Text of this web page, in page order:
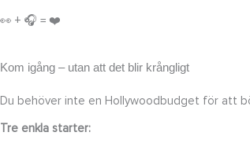
👀 + 🎧 = ❤️
Kom igång – utan att det blir krångligt
Du behöver inte en Hollywoodbudget för att
Tre enkla starter: